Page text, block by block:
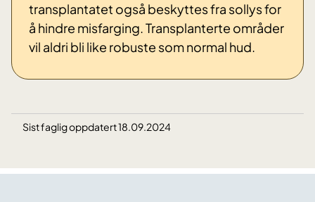
transplantatet også beskyttes fra sollys for
å hindre misfarging. Transplanterte områder
vil aldri bli like robuste som normal hud.
Sist faglig oppdatert 18.09.2024